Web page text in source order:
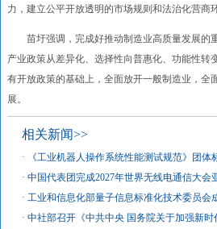
力，建立公平开放透明的市场规则和法治化营商
苗圩强调，完成好推动制造业高质量发展的
产业政策从差异化、选择性向普惠化、功能性
有开放政策的基础上，全面放开一般制造业，
展。
相关新闻>>
· 《工业机器人操作系统性能测试规范》团体
·中国代表团完成2027年世界无线电通信大会
·工业和信息化部量子信息标准化技术委员会
·中社部召开《中共中央 国务院关于加强新